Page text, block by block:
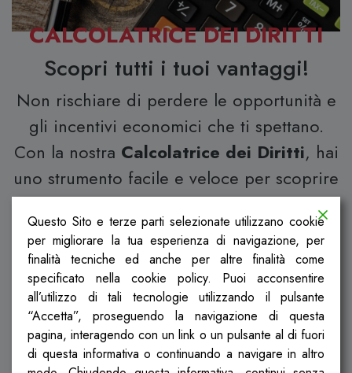
CALCOLATRICE DEI DIRITTI
Scopri tutti i tuoi vantaggi!
Non rischiare di perdere le opportunità e
gli incentivi economici che ti spettano.
Con la nostra Calcolatrice dei Diritti, hai
uno strumento facile e veloce per scoprire
i tuoi diritti in pochi click.
Scopri
Questo Sito e terze parti selezionate utilizzano cookie
per migliorare la tua esperienza di navigazione, per
finalità tecniche ed anche per altre finalità come
specificato nella cookie policy. Puoi acconsentire
all’utilizzo di tali tecnologie utilizzando il pulsante
“Accetta”, proseguendo la navigazione di questa
pagina, interagendo con un link o un pulsante al di fuori
di questa informativa o continuando a navigare in altro